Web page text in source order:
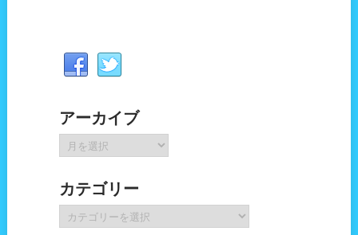
アーカイブ
ー
イ
ブ
カテゴリー
テ